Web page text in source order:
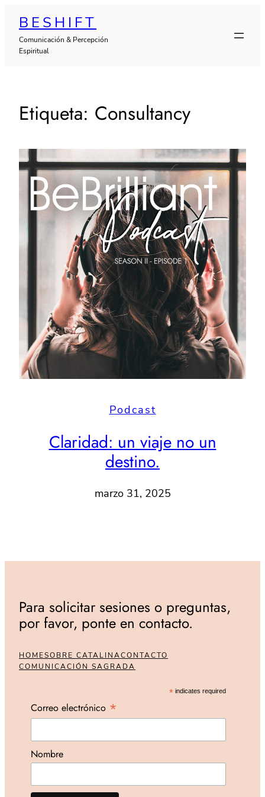
contenido
BESHIFT
Comunicación & Percepción
Espiritual
Etiqueta: Consultancy
Podcast
Claridad: un viaje no un
destino.
marzo 31, 2025
Para solicitar sesiones o preguntas,
por favor, ponte en contacto.
HOMESOBRE CATALINACONTACTO
COMUNICACIÓN SAGRADA
* indicates required
Correo electrónico *
Nombre